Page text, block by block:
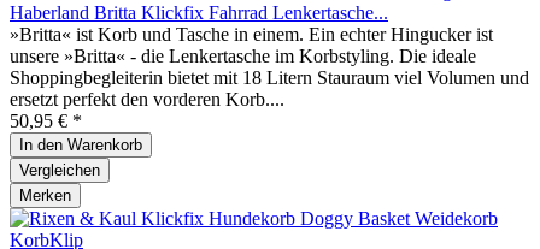
Haberland Britta Klickfix Fahrrad Lenkertasche...
»Britta« ist Korb und Tasche in einem. Ein echter Hingucker ist
unsere »Britta« - die Lenkertasche im Korbstyling. Die ideale
Shoppingbegleiterin bietet mit 18 Litern Stauraum viel Volumen und
ersetzt perfekt den vorderen Korb....
50,95 € *
In den Warenkorb
Vergleichen
Merken